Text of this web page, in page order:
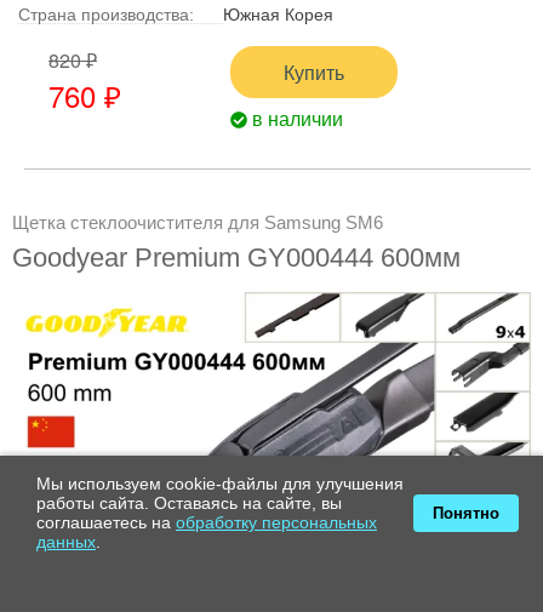
Страна производства:
Южная Корея
820 ₽
760 ₽
Купить
в наличии
Щетка стеклоочистителя для Samsung SM6
Goodyear Premium GY000444 600мм
Мы используем cookie-файлы для улучшения
работы сайта. Оставаясь на сайте, вы
соглашаетесь на обработку персональных
данных
Понятно